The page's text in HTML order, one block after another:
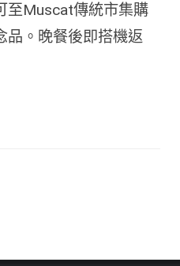
至Muscat傳統市集購
品。晚餐後即搭機返